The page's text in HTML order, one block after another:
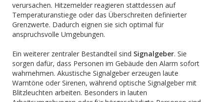
verursachen. Hitzemelder reagieren stattdessen auf
Temperaturanstiege oder das Überschreiten definierter
Grenzwerte. Dadurch eignen sie sich optimal für
anspruchsvolle Umgebungen.
Ein weiterer zentraler Bestandteil sind Signalgeber. Sie
sorgen dafür, dass Personen im Gebäude den Alarm sofort
wahrnehmen. Akustische Signalgeber erzeugen laute
Warntöne oder Sirenen, während optische Signalgeber mit
Blitzleuchten arbeiten. Besonders in lauten